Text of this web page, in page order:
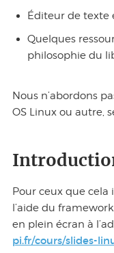
Éditeur de texte
Quelques
philosophie du
Nous n’abordons
OS Linux ou autre,
Pour ceux que cela
l’aide du
en plein écran à
pi.fr/cours/slides-